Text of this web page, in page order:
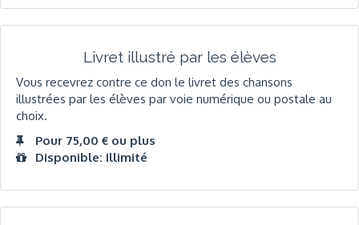
Livret illustré par les élèves
Vous recevrez contre ce don le livret des chansons
illustrées par les élèves par voie numérique ou postale au
choix.
Pour 75,00 € ou plus
Disponible: Illimité